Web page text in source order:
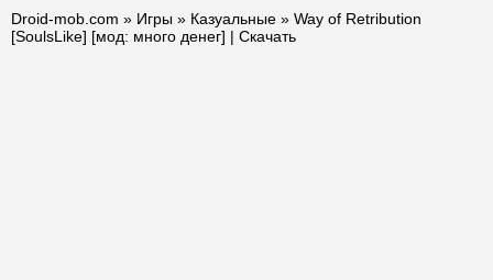
Droid-mob.com » Игры » Казуальные » Way of Retribution
[SoulsLike] [мод: много денег] | Скачать